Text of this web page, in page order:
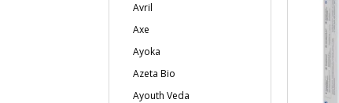
Avril
Axe
Ayoka
Azeta Bio
Ayouth Veda